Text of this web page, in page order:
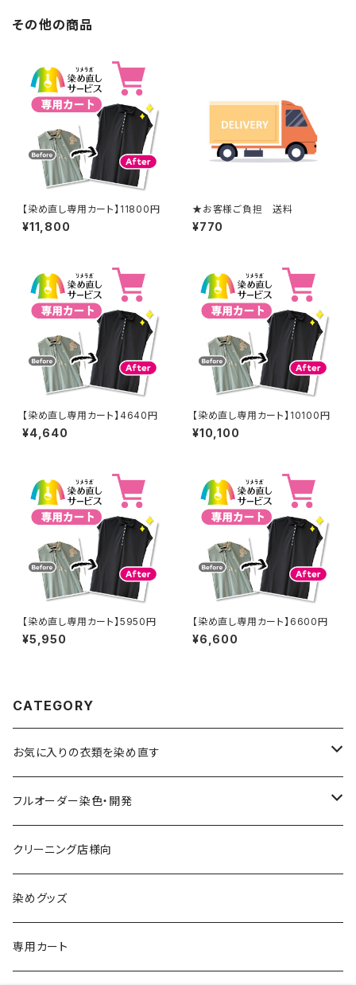
その他の商品
【染め直し専用カート】11800円
¥11,800
★お客様ご負担 送料
¥770
【染め直し専用カート】4640円
¥4,640
【染め直し専用カート】10100円
¥10,100
【染め直し専用カート】5950円
¥5,950
【染め直し専用カート】6600円
¥6,600
CATEGORY
お気に入りの衣類を染め直す
綿系 100%
黒染め/Black
紺染め/Navy
綿90%以上+合成繊維
黒染め/Black
紺染め/Navy
綿素材+合成繊維10%以上
黒染め/Black
その他
フルオーダー染色・開発
カラーマッチング
特殊染色
クリーニング店様向
染めグッズ
専用カート